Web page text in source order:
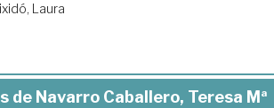
Laura
de Navarro Caballero, Teresa Mª